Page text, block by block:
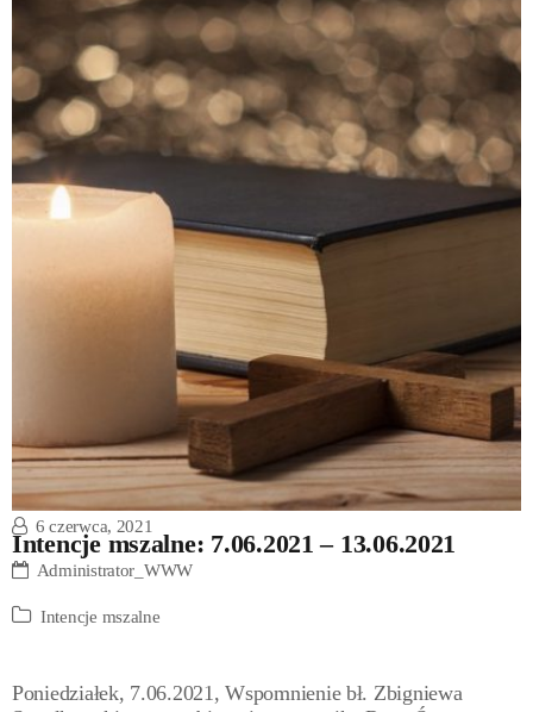
Intencje mszalne: 7.06.2021 – 13.06.2021
6 czerwca, 2021
Administrator_WWW
Intencje mszalne
Poniedziałek, 7.06.2021, Wspomnienie bł. Zbigniewa